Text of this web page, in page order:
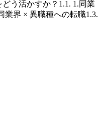
う活かすか？1.1. 1.同業
業界 × 異職種への転職1.3.